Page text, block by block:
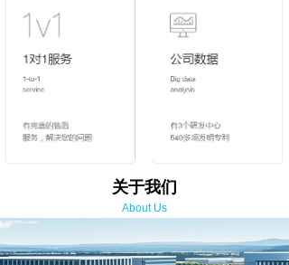
关于我们
About Us